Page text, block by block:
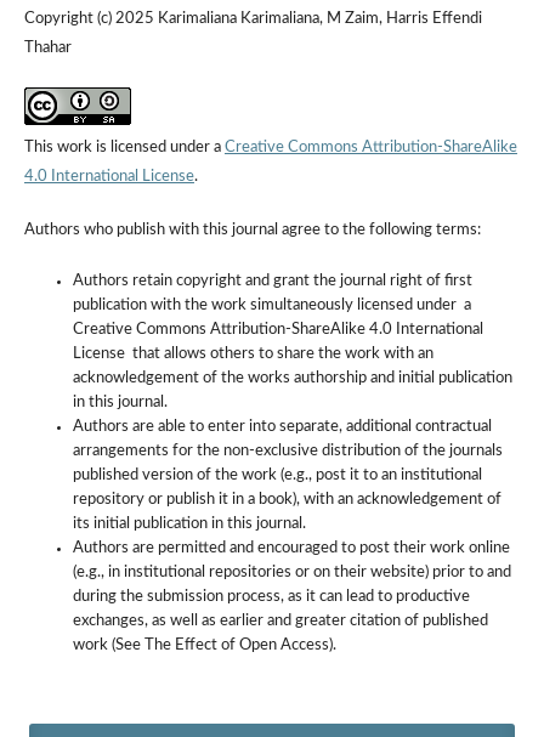
Copyright (c) 2025 Karimaliana Karimaliana, M Zaim, Harris Effendi
Thahar
This work is licensed under a Creative Commons Attribution-ShareAlike
4.0 International License.
Authors who publish with this journal agree to the following terms:
Authors retain copyright and grant the journal right of first
publication with the work simultaneously licensed under a
Creative Commons Attribution-ShareAlike 4.0 International
License that allows others to share the work with an
acknowledgement of the works authorship and initial publication
in this journal.
Authors are able to enter into separate, additional contractual
arrangements for the non-exclusive distribution of the journals
published version of the work (e.g., post it to an institutional
repository or publish it in a book), with an acknowledgement of
its initial publication in this journal.
Authors are permitted and encouraged to post their work online
(e.g., in institutional repositories or on their website) prior to and
during the submission process, as it can lead to productive
exchanges, as well as earlier and greater citation of published
work (See The Effect of Open Access).